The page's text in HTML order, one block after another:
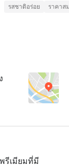
รสชาติอร่อย ราคาส
รีเมียมที่มี